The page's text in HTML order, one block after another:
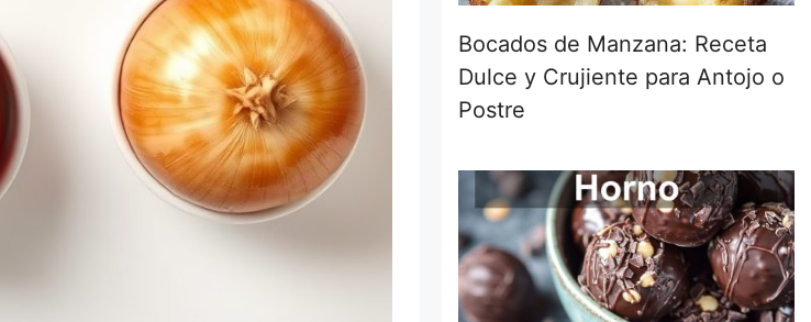
Bocados de Manzana: Receta
Dulce y Crujiente para Antojo o
Postre